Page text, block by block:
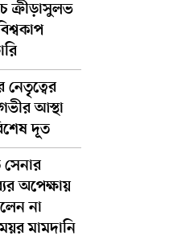
ক্রীড়াসুলভ
নেতৃত্বের
গভীর আস্থা
দূত
সেনার
অপেক্ষায়
না
মামদানি